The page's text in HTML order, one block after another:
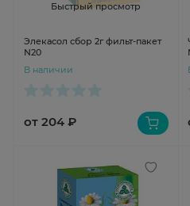
Быстрый просмотр
Элекасол сбор 2г фильт-пакет
N20
В наличии
от 204 ₽